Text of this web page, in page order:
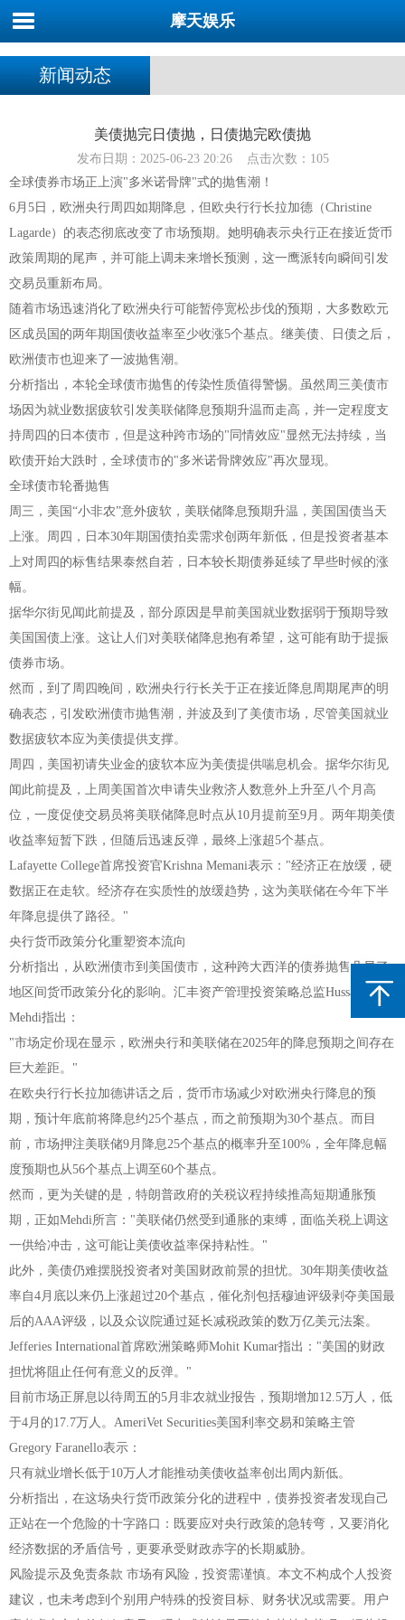
摩天娱乐
新闻动态
美债抛完日债抛，日债抛完欧债抛
发布日期：2025-06-23 20:26 点击次数：105
全球债券市场正上演"多米诺骨牌"式的抛售潮！
6月5日，欧洲央行周四如期降息，但欧央行行长拉加德（Christine
Lagarde）的表态彻底改变了市场预期。她明确表示央行正在接近货币
政策周期的尾声，并可能上调未来增长预测，这一鹰派转向瞬间引发
交易员重新布局。
随着市场迅速消化了欧洲央行可能暂停宽松步伐的预期，大多数欧元
区成员国的两年期国债收益率至少收涨5个基点。继美债、日债之后，
欧洲债市也迎来了一波抛售潮。
分析指出，本轮全球债市抛售的传染性质值得警惕。虽然周三美债市
场因为就业数据疲软引发美联储降息预期升温而走高，并一定程度支
持周四的日本债市，但是这种跨市场的"同情效应"显然无法持续，当
欧债开始大跌时，全球债市的"多米诺骨牌效应"再次显现。
全球债市轮番抛售
周三，美国“小非农”意外疲软，美联储降息预期升温，美国国债当天
上涨。周四，日本30年期国债拍卖需求创两年新低，但是投资者基本
上对周四的标售结果泰然自若，日本较长期债券延续了早些时候的涨
幅。
据华尔街见闻此前提及，部分原因是早前美国就业数据弱于预期导致
美国国债上涨。这让人们对美联储降息抱有希望，这可能有助于提振
债券市场。
然而，到了周四晚间，欧洲央行行长关于正在接近降息周期尾声的明
确表态，引发欧洲债市抛售潮，并波及到了美债市场，尽管美国就业
数据疲软本应为美债提供支撑。
周四，美国初请失业金的疲软本应为美债提供喘息机会。据华尔街见
闻此前提及，上周美国首次申请失业救济人数意外上升至八个月高
位，一度促使交易员将美联储降息时点从10月提前至9月。两年期美债
收益率短暂下跌，但随后迅速反弹，最终上涨超5个基点。
Lafayette College首席投资官Krishna Memani表示："经济正在放缓，硬
数据正在走软。经济存在实质性的放缓趋势，这为美联储在今年下半
年降息提供了路径。"
央行货币政策分化重塑资本流向
分析指出，从欧洲债市到美国债市，这种跨大西洋的债券抛售凸显了
地区间货币政策分化的影响。汇丰资产管理投资策略总监Hussain
Mehdi指出：
"市场定价现在显示，欧洲央行和美联储在2025年的降息预期之间存在
巨大差距。"
在欧央行行长拉加德讲话之后，货币市场减少对欧洲央行降息的预
期，预计年底前将降息约25个基点，而之前预期为30个基点。而目
前，市场押注美联储9月降息25个基点的概率升至100%，全年降息幅
度预期也从56个基点上调至60个基点。
然而，更为关键的是，特朗普政府的关税议程持续推高短期通胀预
期，正如Mehdi所言："美联储仍然受到通胀的束缚，面临关税上调这
一供给冲击，这可能让美债收益率保持粘性。"
此外，美债仍难摆脱投资者对美国财政前景的担忧。30年期美债收益
率自4月底以来仍上涨超过20个基点，催化剂包括穆迪评级剥夺美国最
后的AAA评级，以及众议院通过延长减税政策的数万亿美元法案。
Jefferies International首席欧洲策略师Mohit Kumar指出："美国的财政
担忧将阻止任何有意义的反弹。"
目前市场正屏息以待周五的5月非农就业报告，预期增加12.5万人，低
于4月的17.7万人。AmeriVet Securities美国利率交易和策略主管
Gregory Faranello表示：
只有就业增长低于10万人才能推动美债收益率创出周内新低。
分析指出，在这场央行货币政策分化的进程中，债券投资者发现自己
正站在一个危险的十字路口：既要应对央行政策的急转弯，又要消化
经济数据的矛盾信号，更要承受财政赤字的长期威胁。
风险提示及免责条款 市场有风险，投资需谨慎。本文不构成个人投资
建议，也未考虑到个别用户特殊的投资目标、财务状况或需要。用户